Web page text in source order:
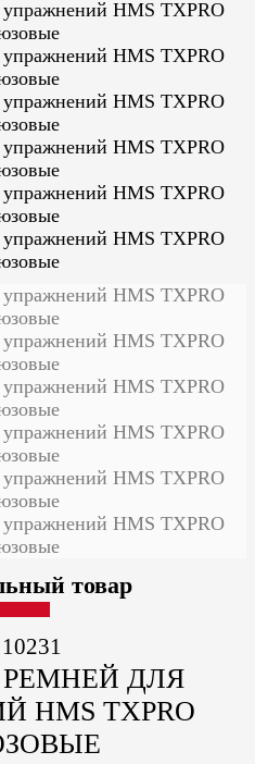
ДЛЯ
HMS TXPRO
товар